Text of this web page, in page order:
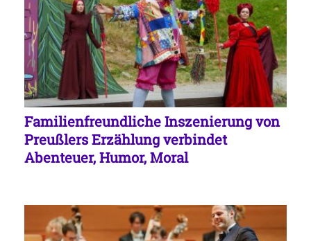
Familienfreundliche Inszenierung von
Preußlers Erzählung verbindet
Abenteuer, Humor, Moral